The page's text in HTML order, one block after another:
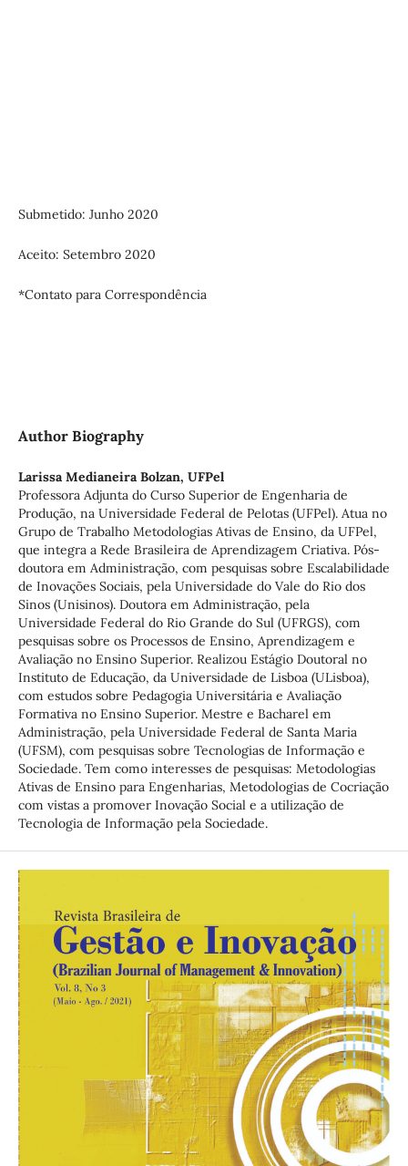
Submetido: Junho 2020
Aceito: Setembro 2020
*Contato para Correspondência
Author Biography
Larissa Medianeira Bolzan, UFPel
Professora Adjunta do Curso Superior de Engenharia de
Produção, na Universidade Federal de Pelotas (UFPel). Atua no
Grupo de Trabalho Metodologias Ativas de Ensino, da UFPel,
que integra a Rede Brasileira de Aprendizagem Criativa. Pós-
doutora em Administração, com pesquisas sobre Escalabilidade
de Inovações Sociais, pela Universidade do Vale do Rio dos
Sinos (Unisinos). Doutora em Administração, pela
Universidade Federal do Rio Grande do Sul (UFRGS), com
pesquisas sobre os Processos de Ensino, Aprendizagem e
Avaliação no Ensino Superior. Realizou Estágio Doutoral no
Instituto de Educação, da Universidade de Lisboa (ULisboa),
com estudos sobre Pedagogia Universitária e Avaliação
Formativa no Ensino Superior. Mestre e Bacharel em
Administração, pela Universidade Federal de Santa Maria
(UFSM), com pesquisas sobre Tecnologias de Informação e
Sociedade. Tem como interesses de pesquisas: Metodologias
Ativas de Ensino para Engenharias, Metodologias de Cocriação
com vistas a promover Inovação Social e a utilização de
Tecnologia de Informação pela Sociedade.